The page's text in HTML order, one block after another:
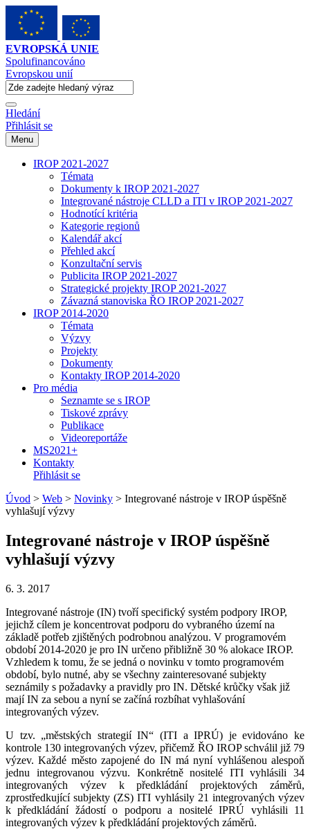
EVROPSKÁ UNIE
Spolufinancováno
Evropskou unií
Hledání
Přihlásit se
Menu
IROP 2021-2027
Témata
Dokumenty k IROP 2021-2027
Integrované nástroje CLLD a ITI v IROP 2021-2027
Hodnotící kritéria
Kategorie regionů
Kalendář akcí
Přehled akcí
Konzultační servis
Publicita IROP 2021-2027
Strategické projekty IROP 2021-2027
Závazná stanoviska ŘO IROP 2021-2027
IROP 2014-2020
Témata
Výzvy
Projekty
Dokumenty
Kontakty IROP 2014-2020
Pro média
Seznamte se s IROP
Tiskové zprávy
Publikace
Videoreportáže
MS2021+
Kontakty
Přihlásit se
Úvod > Web > Novinky > Integrované nástroje v IROP úspěšně
vyhlašují výzvy
Integrované nástroje v IROP úspěšně
vyhlašují výzvy
6. 3. 2017
Integrované nástroje (IN) tvoří specifický systém podpory IROP,
jejichž cílem je koncentrovat podporu do vybraného území na
základě potřeb zjištěných podrobnou analýzou. V programovém
období 2014-2020 je pro IN určeno přibližně 30 % alokace IROP.
Vzhledem k tomu, že se jedná o novinku v tomto programovém
období, bylo nutné, aby se všechny zainteresované subjekty
seznámily s požadavky a pravidly pro IN. Dětské krůčky však již
mají IN za sebou a nyní se začíná rozbíhat vyhlašování
integrovaných výzev.
U tzv. „městských strategií IN“ (ITI a IPRÚ) je evidováno ke
kontrole 130 integrovaných výzev, přičemž ŘO IROP schválil již 79
výzev. Každé město zapojené do IN má nyní vyhlášenou alespoň
jednu integrovanou výzvu. Konkrétně nositelé ITI vyhlásili 34
integrovaných výzev k předkládání projektových záměrů,
zprostředkující subjekty (ZS) ITI vyhlásily 21 integrovaných výzev
k předkládání žádostí o podporu a nositelé IPRÚ vyhlásili 11
integrovaných výzev k předkládání projektových záměrů.